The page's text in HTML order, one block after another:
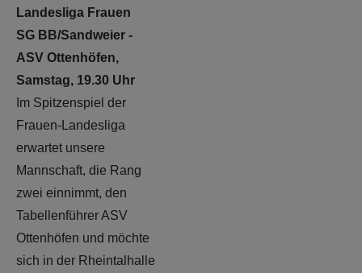
Landesliga Frauen
SG BB/Sandweier -
ASV Ottenhöfen,
Samstag, 19.30 Uhr
Im Spitzenspiel der
Frauen-Landesliga
erwartet unsere
Mannschaft, die Rang
zwei einnimmt, den
Tabellenführer ASV
Ottenhöfen und möchte
sich in der Rheintalhalle